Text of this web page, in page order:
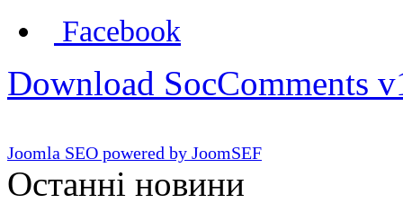
Facebook
Download SocComments
Joomla SEO powered by JoomSEF
Останні новини